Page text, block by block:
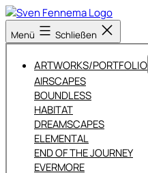
Zum
Inhalt
springen
Sven
Fennema
Menü Schließen
ARTWORKS/PORTFOLIO
AIRSCAPES
BOUNDLESS
HABITAT
DREAMSCAPES
ELEMENTAL
END OF THE JOURNEY
EVERMORE